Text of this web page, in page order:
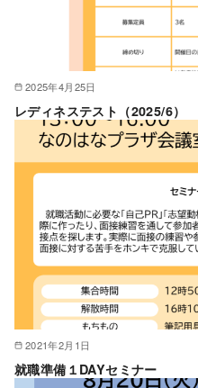
2025年4月25日
レディネステスト（2025/6）
2021年2月1日
就職準備１DAYセミナー